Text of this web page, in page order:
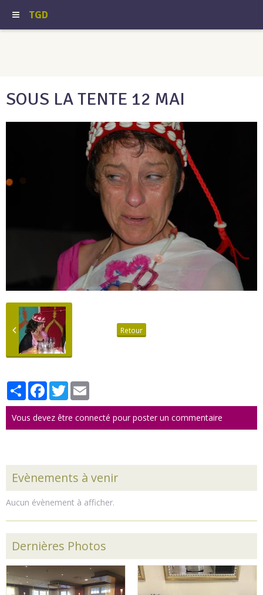
TGD
SOUS LA TENTE 12 MAI
Retour
PartagerFacebook
Twitter
Vous devez être connecté pour poster un commentaire
Evènements à venir
Aucun évènement à afficher.
Dernières Photos